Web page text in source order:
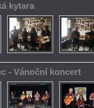
kytara
- Vánoční koncert